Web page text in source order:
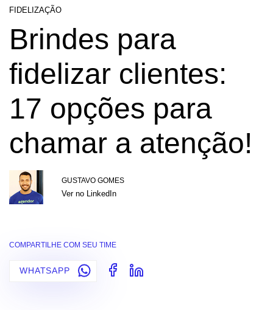
FIDELIZAÇÃO
Brindes para
fidelizar clientes:
17 opções para
chamar a atenção!
GUSTAVO GOMES
Ver no LinkedIn
COMPARTILHE COM SEU TIME
WHATSAPP